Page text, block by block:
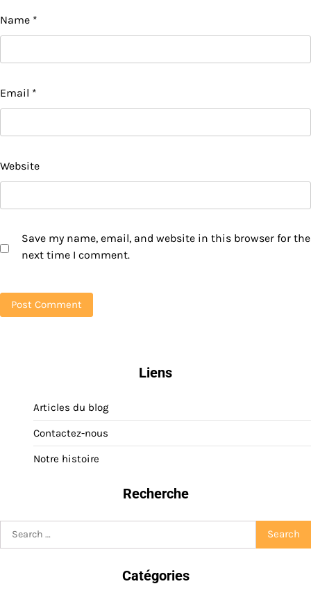
Name *
Email *
Website
Save my name, email, and website in this browser for the
next time I comment.
Liens
Articles du blog
Contactez-nous
Notre histoire
Recherche
Catégories